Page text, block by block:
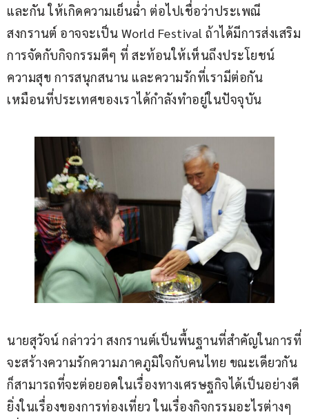
และกัน ให้เกิดความเย็นฉ่ำ ต่อไปเชื่อว่าประเพณี
สงกรานต์ อาจจะเป็น World Festival ถ้าได้มีการส่งเสริม
การจัดกับกิจกรรมดีๆ ที่ สะท้อนให้เห็นถึงประโยชน์
ความสุข การสนุกสนาน และความรักที่เรามีต่อกัน
เหมือนที่ประเทศของเราได้กำลังทำอยู่ในปัจจุบัน
นายสุวัจน์ กล่าวว่า สงกรานต์เป็นพื้นฐานที่สำคัญในการที่
จะสร้างความรักความภาคภูมิใจกับคนไทย ขณะเดียวกัน
ก็สามารถที่จะต่อยอดในเรื่องทางเศรษฐกิจได้เป็นอย่างดี
ยิ่งในเรื่องของการท่องเที่ยว ในเรื่องกิจกรรมอะไรต่างๆ